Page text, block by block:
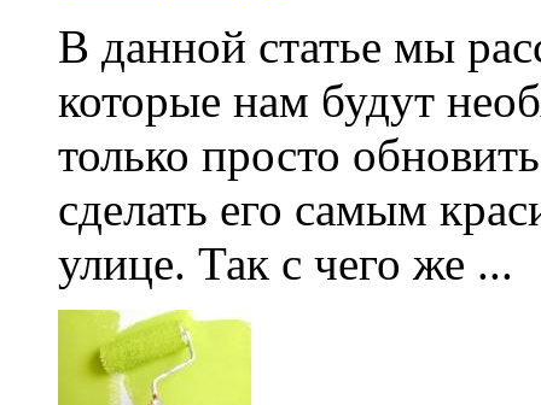
В данной статье мы
которые нам будут
только просто
сделать его самым
улице. Так с чего же ...